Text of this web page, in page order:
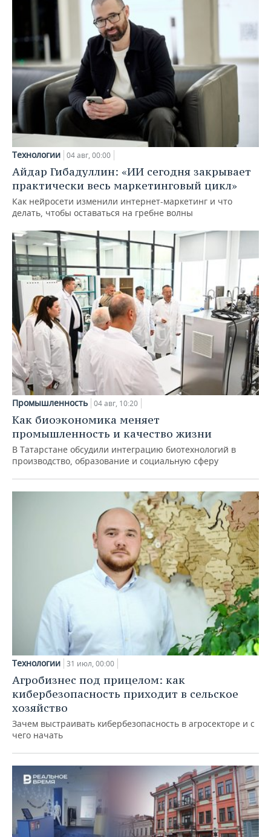
Технологии 04 авг, 00:00
Айдар Гибадуллин: «ИИ сегодня закрывает
практически весь маркетинговый цикл»
Как нейросети изменили интернет-маркетинг и что
делать, чтобы оставаться на гребне волны
Промышленность 04 авг, 10:20
Как биоэкономика меняет
промышленность и качество жизни
В Татарстане обсудили интеграцию биотехнологий в
производство, образование и социальную сферу
Технологии 31 июл, 00:00
Агробизнес под прицелом: как
кибербезопасность приходит в сельское
хозяйство
Зачем выстраивать кибербезопасность в агросекторе и с
чего начать